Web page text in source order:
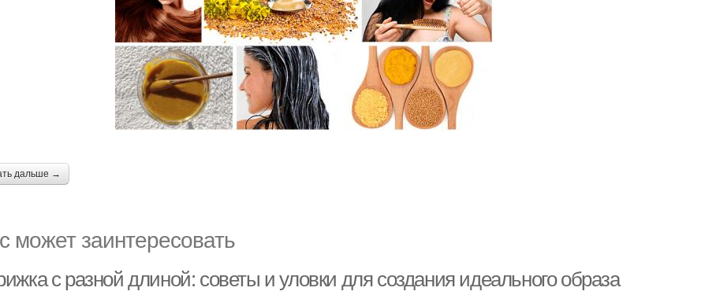
дальше →
может заинтересовать
с разной длиной: советы и уловки для создания идеального образа